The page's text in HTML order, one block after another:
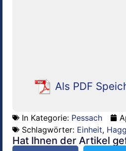
Als PDF
In Kategorie: Pessach
Schlagwörter: Einheit,
Hat Ihnen der Artikel